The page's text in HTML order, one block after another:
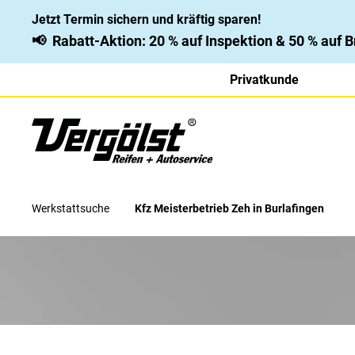
Jetzt Termin sichern und kräftig sparen!
📢 Rabatt-Aktion: 20 % auf Inspektion & 50 % auf
Privatkunde
Werkstattsuche Kfz Meisterbetrieb Zeh in Burlafingen